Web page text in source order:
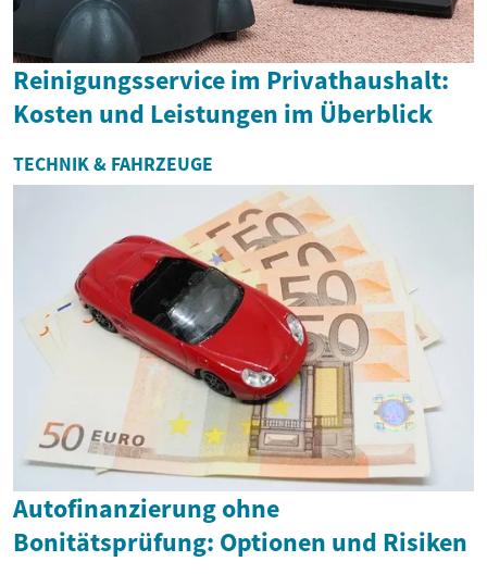
Reinigungsservice im Privathaushalt:
Kosten und Leistungen im Überblick
TECHNIK & FAHRZEUGE
Autofinanzierung ohne
Bonitätsprüfung: Optionen und Risiken